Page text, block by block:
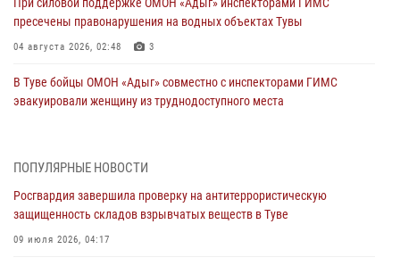
пресечены правонарушения на водных объектах Тувы
04 августа 2026, 02:48 3
В Туве бойцы ОМОН «Адыг» совместно с инспекторами ГИМС
эвакуировали женщину из труднодоступного места
Росгвардия проверила организацию отдыха детей в детских
31 июля 2026, 03:49
Сотрудники вневедомственной охраны приняли участие в акции
ПОПУЛЯРНЫЕ НОВОСТИ
Росгвардия завершила проверку на антитеррористическую
защищенность складов взрывчатых веществ в Туве
09 июля 2026, 04:17